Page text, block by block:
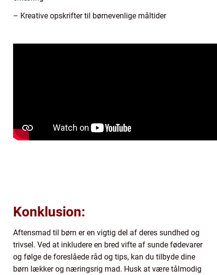
– Kreative opskrifter til børnevenlige måltider
Konklusion:
Aftensmad til børn er en vigtig del af deres sundhed og
trivsel. Ved at inkludere en bred vifte af sunde fødevarer
og følge de foreslåede råd og tips, kan du tilbyde dine
børn lækker og næringsrig mad. Husk at være tålmodig